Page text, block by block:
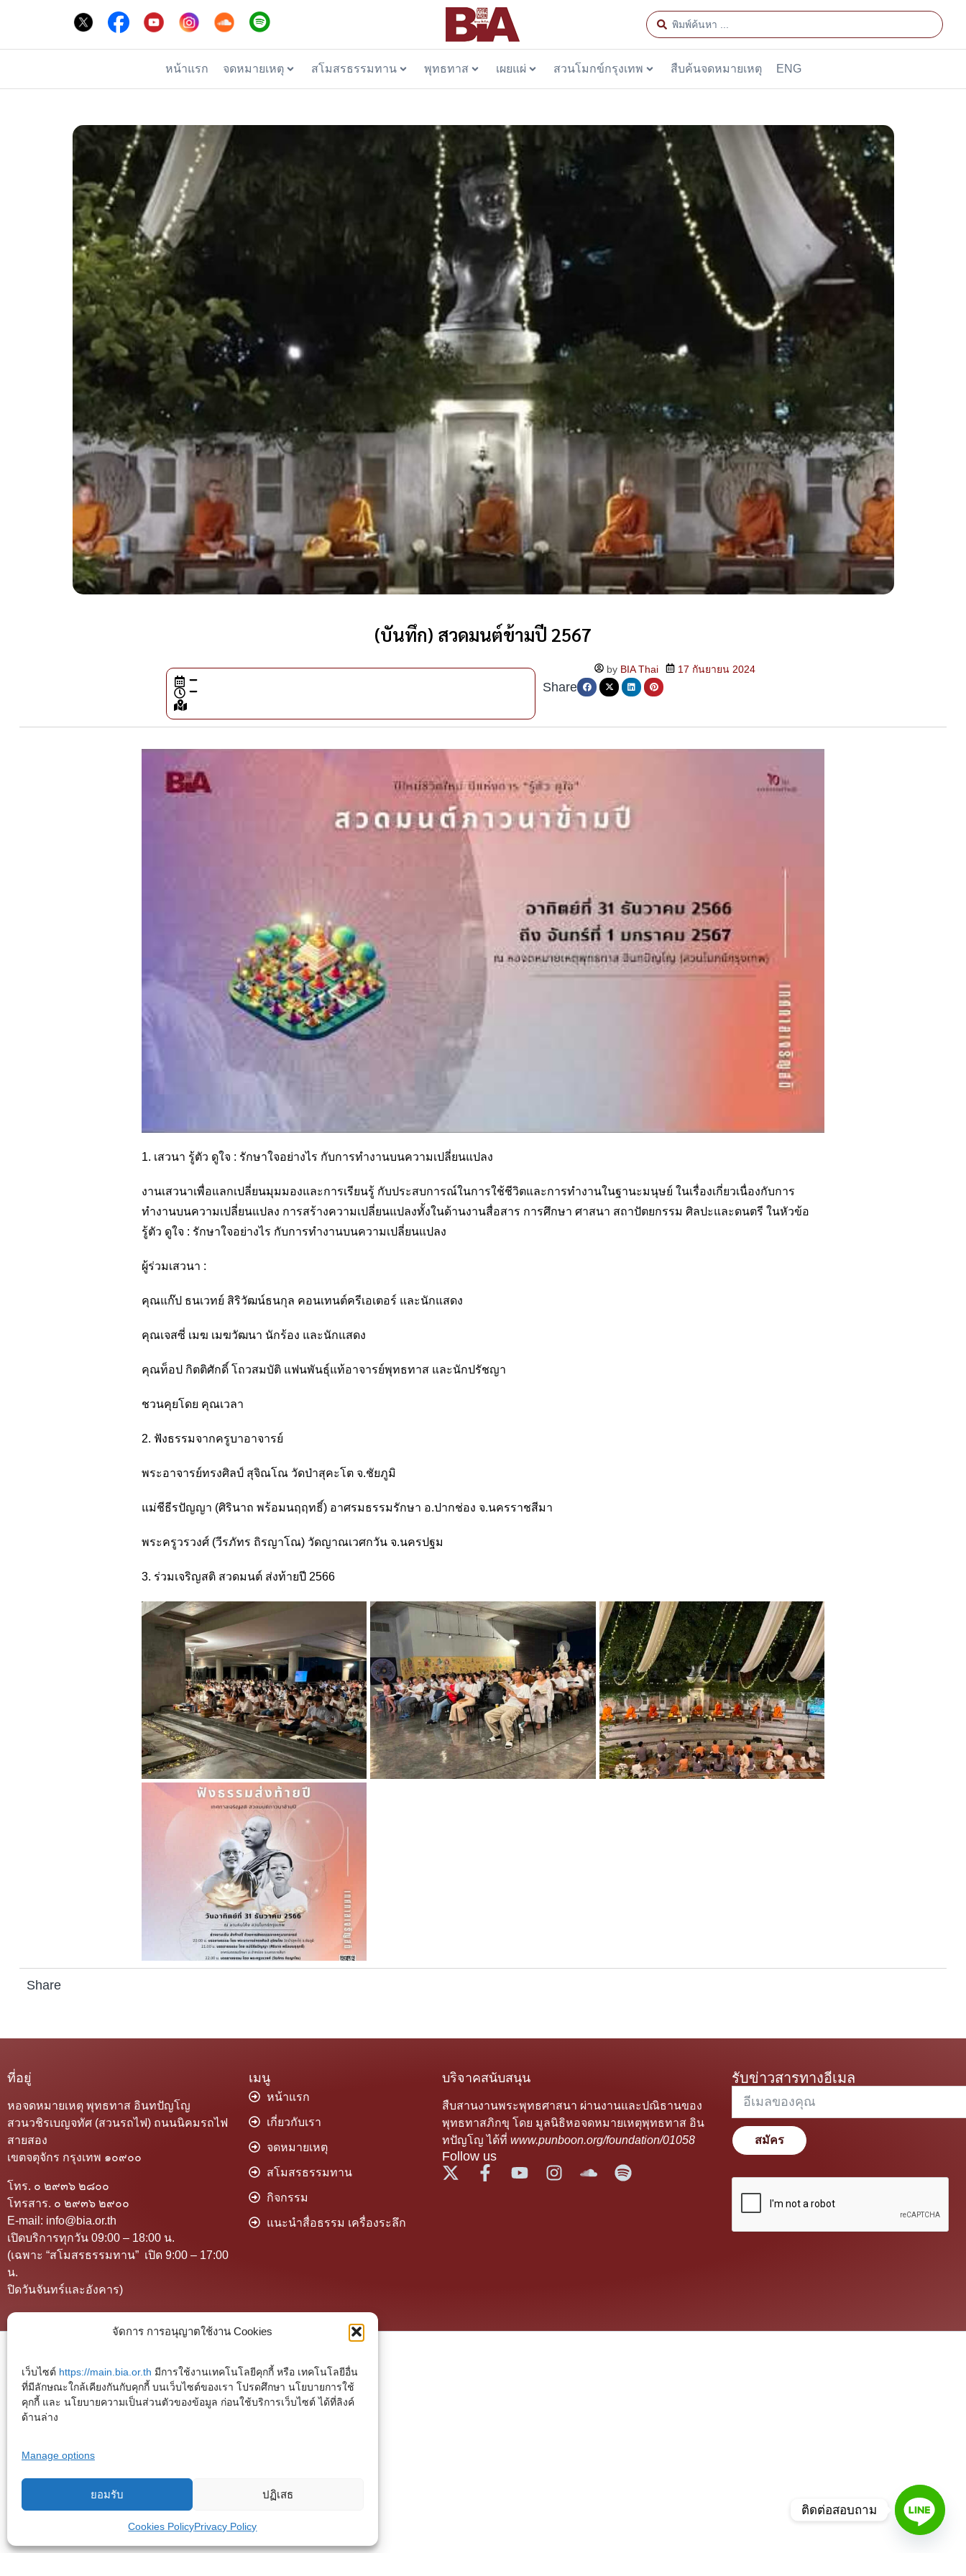
จัดการ การอนุญาตใช้งาน Cookies
เว็บไซต์ https://main.bia.or.th มีการใช้งานเทคโนโลยีคุกกี้ หรือ เทคโนโลยีอื่น
ที่มีลักษณะใกล้เคียงกันกับคุกกี้ บนเว็บไซต์ของเรา โปรดศึกษา นโยบายการใช้
คุกกี้ และ นโยบายความเป็นส่วนตัวของข้อมูล ก่อนใช้บริการเว็บไซต์ ได้ที่ลิงค์
ด้านล่าง
Manage options
ยอมรับ ปฏิเสธ
Cookies PolicyPrivacy Policy
หน้าแรก จดหมายเหตุ สโมสรธรรมทาน พุทธทาส เผยแผ่ สวนโมกข์กรุงเทพ สืบค้นจดหมายเหตุ ENG
(บันทึก) สวดมนต์ข้ามปี 2567
by BIA Thai 17 กันยายน 2024
Share
1. เสวนา รู้ตัว ดูใจ : รักษาใจอย่างไร กับการทำงานบนความเปลี่ยนแปลง
งานเสวนาเพื่อแลกเปลี่ยนมุมมองและการเรียนรู้ กับประสบการณ์ในการใช้ชีวิตและการทำงานในฐานะมนุษย์ ในเรื่องเกี่ยวเนื่องกับการ
ทำงานบนความเปลี่ยนแปลง การสร้างความเปลี่ยนแปลงทั้งในด้านงานสื่อสาร การศึกษา ศาสนา สถาปัตยกรรม ศิลปะและดนตรี ในหัวข้อ
รู้ตัว ดูใจ : รักษาใจอย่างไร กับการทำงานบนความเปลี่ยนแปลง
ผู้ร่วมเสวนา :
คุณแก๊ป ธนเวทย์ สิริวัฒน์ธนกุล คอนเทนต์ครีเอเตอร์ และนักแสดง
คุณเจสซี่ เมฆ เมฆวัฒนา นักร้อง และนักแสดง
คุณท็อป กิตติศักดิ์ โถวสมบัติ แฟนพันธุ์แท้อาจารย์พุทธทาส และนักปรัชญา
ชวนคุยโดย คุณเวลา
2. ฟังธรรมจากครูบาอาจารย์
พระอาจารย์ทรงศิลป์ สุจิณโณ วัดป่าสุคะโต จ.ชัยภูมิ
แม่ชีธีรปัญญา (ศิรินาถ พร้อมนฤฤทธิ์) อาศรมธรรมรักษา อ.ปากช่อง จ.นครราชสีมา
พระครูวรวงศ์ (วีรภัทร ถิรญาโณ) วัดญาณเวศกวัน จ.นครปฐม
3. ร่วมเจริญสติ สวดมนต์ ส่งท้ายปี 2566
Share
ที่อยู่
หอจดหมายเหตุ พุทธทาส อินทปัญโญ
สวนวชิรเบญจทัศ (สวนรถไฟ) ถนนนิคมรถไฟ
สายสอง
เขตจตุจักร กรุงเทพ ๑๐๙๐๐
โทร. ๐ ๒๙๓๖ ๒๘๐๐
โทรสาร. ๐ ๒๙๓๖ ๒๙๐๐
E-mail: info@bia.or.th
เปิดบริการทุกวัน 09:00 – 18:00 น.
(เฉพาะ “สโมสรธรรมทาน” เปิด 9:00 – 17:00
น.
ปิดวันจันทร์และอังคาร)
เมนู
หน้าแรก
เกี่ยวกับเรา
จดหมายเหตุ
สโมสรธรรมทาน
กิจกรรม
แนะนำสื่อธรรม เครื่องระลึก
บริจาคสนับสนุน
สืบสานงานพระพุทธศาสนา ผ่านงานและปณิธานของ
พุทธทาสภิกขุ โดย มูลนิธิหอจดหมายเหตุพุทธทาส อิน
ทปัญโญ ได้ที่ www.punboon.org/foundation/01058
Follow us
รับข่าวสารทางอีเมล
สมัคร
ติดต่อสอบถาม